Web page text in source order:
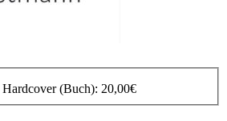
Hardcover (Buch): 20,00€